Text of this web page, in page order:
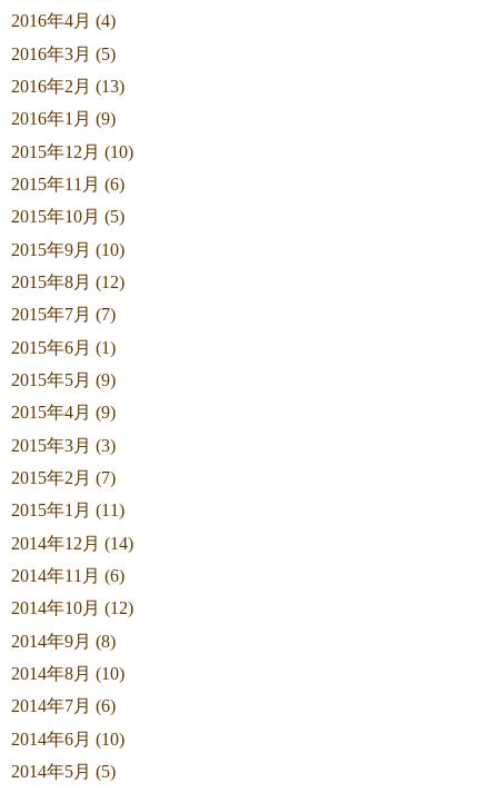
2016年4月 (4)
2016年3月 (5)
2016年2月 (13)
2016年1月 (9)
2015年12月 (10)
2015年11月 (6)
2015年10月 (5)
2015年9月 (10)
2015年8月 (12)
2015年7月 (7)
2015年6月 (1)
2015年5月 (9)
2015年4月 (9)
2015年3月 (3)
2015年2月 (7)
2015年1月 (11)
2014年12月 (14)
2014年11月 (6)
2014年10月 (12)
2014年9月 (8)
2014年8月 (10)
2014年7月 (6)
2014年6月 (10)
2014年5月 (5)